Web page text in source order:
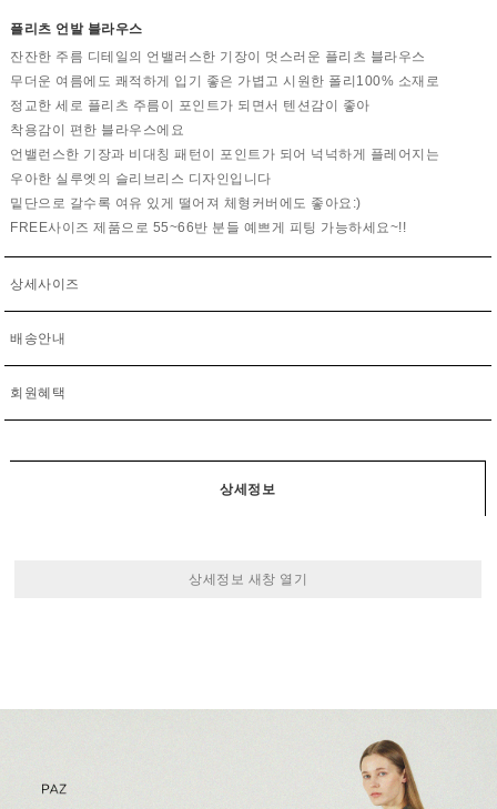
플리츠 언발 블라우스
잔잔한 주름 디테일의 언밸러스한 기장이 멋스러운 플리츠 블라우스
무더운 여름에도 쾌적하게 입기 좋은 가볍고 시원한 폴리100% 소재로
정교한 세로 플리츠 주름이 포인트가 되면서 텐션감이 좋아
착용감이 편한 블라우스에요
언밸런스한 기장과 비대칭 패턴이 포인트가 되어 넉넉하게 플레어지는
우아한 실루엣의 슬리브리스 디자인입니다
밑단으로 갈수록 여유 있게 떨어져 체형커버에도 좋아요:)
FREE사이즈 제품으로 55~66반 분들 예쁘게 피팅 가능하세요~!!
상세사이즈
배송안내
회원혜택
상세정보
상세정보 새창 열기